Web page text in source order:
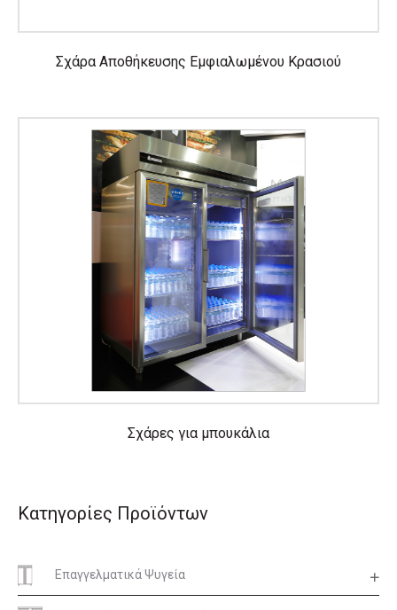
Σχάρα Αποθήκευσης Εμφιαλωμένου Κρασιού
Σχάρες για μπουκάλια
Κατηγορίες Προϊόντων
Επαγγελματικά Ψυγεία